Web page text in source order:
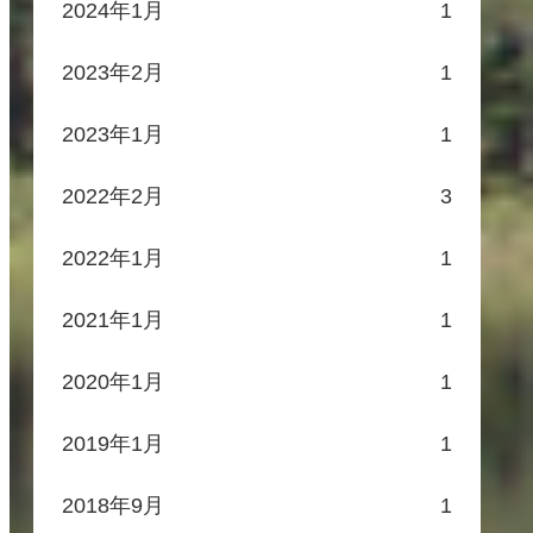
2024年1月 1
2023年2月 1
2023年1月 1
2022年2月 3
2022年1月 1
2021年1月 1
2020年1月 1
2019年1月 1
2018年9月 1